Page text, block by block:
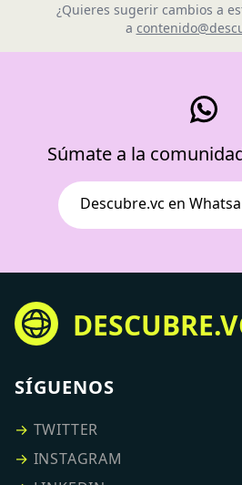
¿Quieres sugerir cambios a
a
Súmate a la
Descubre.vc en
SÍGUENOS
→ TWITTER
→ INSTAGRAM